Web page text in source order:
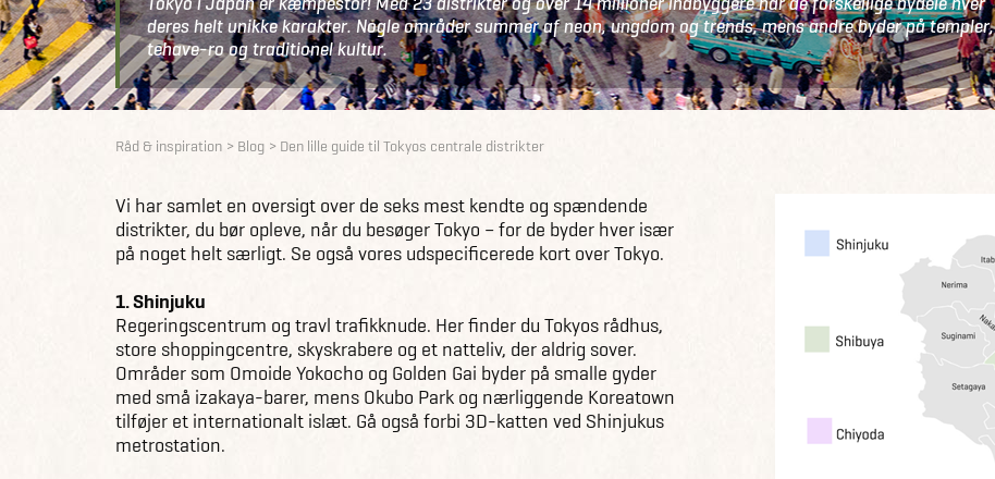
deres helt unikke karakter. Nogle områder summer af neon, ungdom og trends, mens andre byder på templer,
tehave-ro og traditionel kultur.
Råd & inspiration Blog Den lille guide til Tokyos centrale distrikter
Vi har samlet en oversigt over de seks mest kendte og spændende
distrikter, du bør opleve, når du besøger Tokyo – for de byder hver især
på noget helt særligt. Se også vores udspecificerede kort over Tokyo.
1. Shinjuku
Regeringscentrum og travl trafikknude. Her finder du Tokyos rådhus,
store shoppingcentre, skyskrabere og et natteliv, der aldrig sover.
Områder som Omoide Yokocho og Golden Gai byder på smalle gyder
med små izakaya-barer, mens Okubo Park og nærliggende Koreatown
tilføjer et internationalt islæt. Gå også forbi 3D-katten ved Shinjukus
metrostation.